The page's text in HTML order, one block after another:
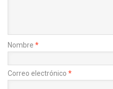
Nombre *
Correo electrónico *